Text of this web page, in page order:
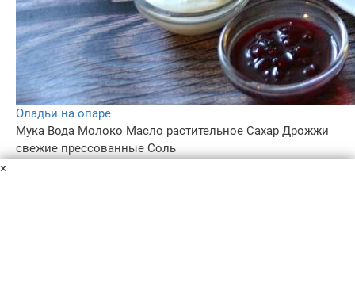
Оладьи на опаре
Мука Вода Молоко Масло растительное Сахар Дрожжи
свежие прессованные Соль
×